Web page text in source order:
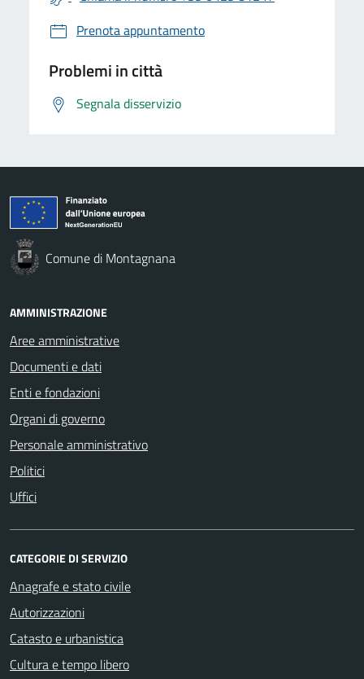
Prenota appuntamento
Problemi in città
Segnala disservizio
Comune di Montagnana
AMMINISTRAZIONE
Aree amministrative
Documenti e dati
Enti e fondazioni
Organi di governo
Personale amministrativo
Politici
Uffici
CATEGORIE DI SERVIZIO
Anagrafe e stato civile
Autorizzazioni
Catasto e urbanistica
Cultura e tempo libero